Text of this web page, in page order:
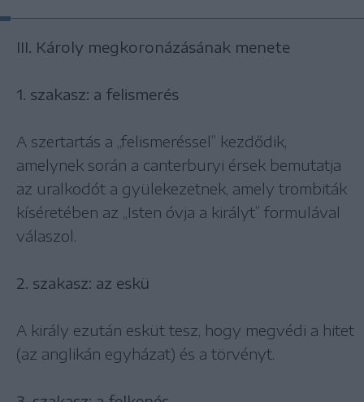
III. Károly megkoronázásának menete
1. szakasz: a felismerés
A szertartás a „felismeréssel” kezdődik,
amelynek során a canterburyi érsek bemutatja
az uralkodót a gyülekezetnek, amely trombiták
kíséretében az „Isten óvja a királyt” formulával
válaszol.
2. szakasz: az eskü
A király ezután esküt tesz, hogy megvédi a hitet
(az anglikán egyházat) és a törvényt.